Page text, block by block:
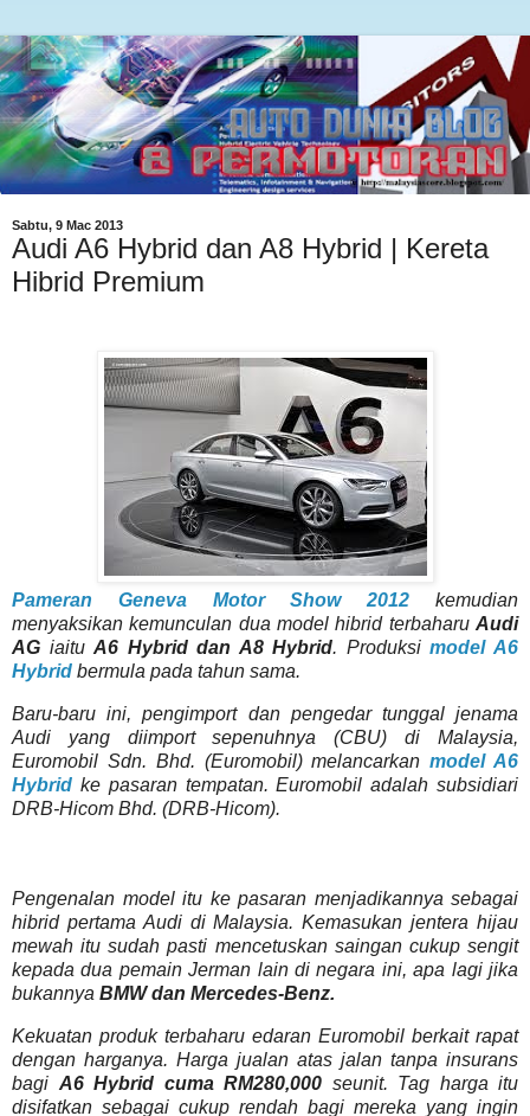
Sabtu, 9 Mac 2013
Audi A6 Hybrid dan A8 Hybrid | Kereta
Hibrid Premium
Pameran Geneva Motor Show 2012
kemudian
menyaksikan kemunculan dua model hibrid terbaharu Audi
AG iaituA6 Hybrid dan A8 Hybrid. Produksi model A6
Hybrid bermula pada tahun sama.
Baru-baru ini, pengimport dan pengedar tunggal jenama
Audi yang diimport sepenuhnya (CBU) di Malaysia,
Euromobil Sdn. Bhd. (Euromobil) melancarkan model A6
Hybrid ke pasaran tempatan. Euromobil adalah subsidiari
DRB-Hicom Bhd. (DRB-Hicom).
Pengenalan model itu ke pasaran menjadikannya sebagai
hibrid pertama Audi di Malaysia. Kemasukan jentera hijau
mewah itu sudah pasti mencetuskan saingan cukup sengit
kepada dua pemain Jerman lain di negara ini, apa lagi jika
bukannya BMW dan Mercedes-Benz.
Kekuatan produk terbaharu edaran Euromobil berkait rapat
dengan harganya. Harga jualan atas jalan tanpa insurans
bagi A6 Hybrid cuma RM280,000 seunit. Tag harga itu
disifatkan sebagai cukup rendah bagi mereka yang ingin